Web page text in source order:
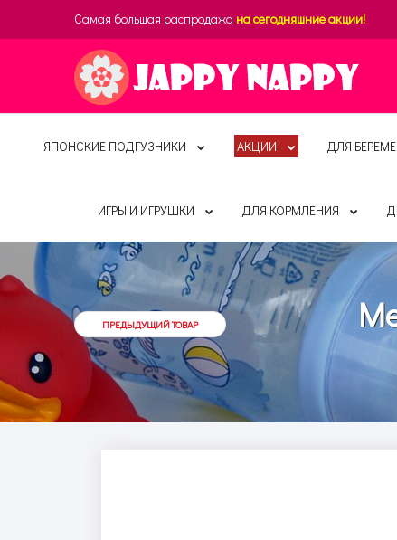
Самая большая распродажа на сегодняшние акции!
ЯПОНСКИЕ ПОДГУЗНИКИ АКЦИИ ДЛЯ
ИГРЫ И ИГРУШКИ ДЛЯ КОРМЛЕНИЯ
ПРЕДЫДУЩИЙ ТОВАР